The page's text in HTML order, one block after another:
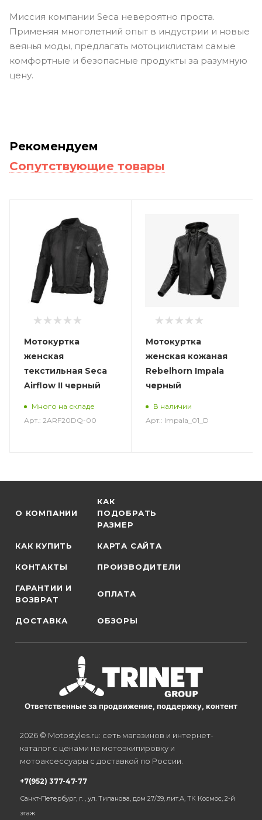
Миссия компании Seca невероятно проста.
Применяя многолетний опыт в индустрии и новые
веянья моды, предлагать мотоциклистам самые
комфортные и безопасные продукты за разумную
цену.
Рекомендуем
Сопутствующие товары
Мотокуртка
женская
текстильная Seca
Airflow II черный
Много на складе
Арт.: 2ARF20DQ-00
Мотокуртка
женская кожаная
Rebelhorn Impala
черный
В наличии
Арт.: Impala_01_D
О КОМПАНИИ
КАК
ПОДОБРАТЬ
РАЗМЕР
КАК КУПИТЬ КАРТА САЙТА
КОНТАКТЫ ПРОИЗВОДИТЕЛИ
ГАРАНТИИ И
ВОЗВРАТ
ОПЛАТА
ДОСТАВКА ОБЗОРЫ
Ответственные за продвижение, поддержку, контент
2026 © Motostyles.ru: сеть магазинов и интернет-
каталог с ценами на мотоэкипировку и
мотоаксессуары с доставкой по России.
+7(952) 377-47-77
Санкт-Петербург, г. , ул. Типанова, дом 27/39, лит.А, ТК Космос, 2-й
этаж